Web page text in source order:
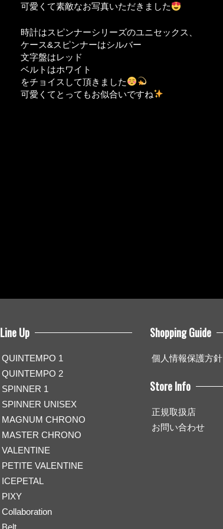
可愛くて素敵なお写真いただきました
時計はスピンナーシリーズのユニセックス、
ケース&スピンナーはシルバー
文字盤はレッド
ベルトはホワイト
をチョイスして頂きました
可愛くてとってもお似合いですね
Line Up
QUINTEMPO 1
QUINTEMPO 2
SPINNER 1
SPINNER UNISEX
MAGNUM CHRONO
MASTER CHRONO
VALENTINE
PETITE VALENTINE
ICEPETAL
PIXY
Collaboration
Belt
Shopping Guide
個人情報保護方針
Store Info
正規取扱店
お問い合わせ